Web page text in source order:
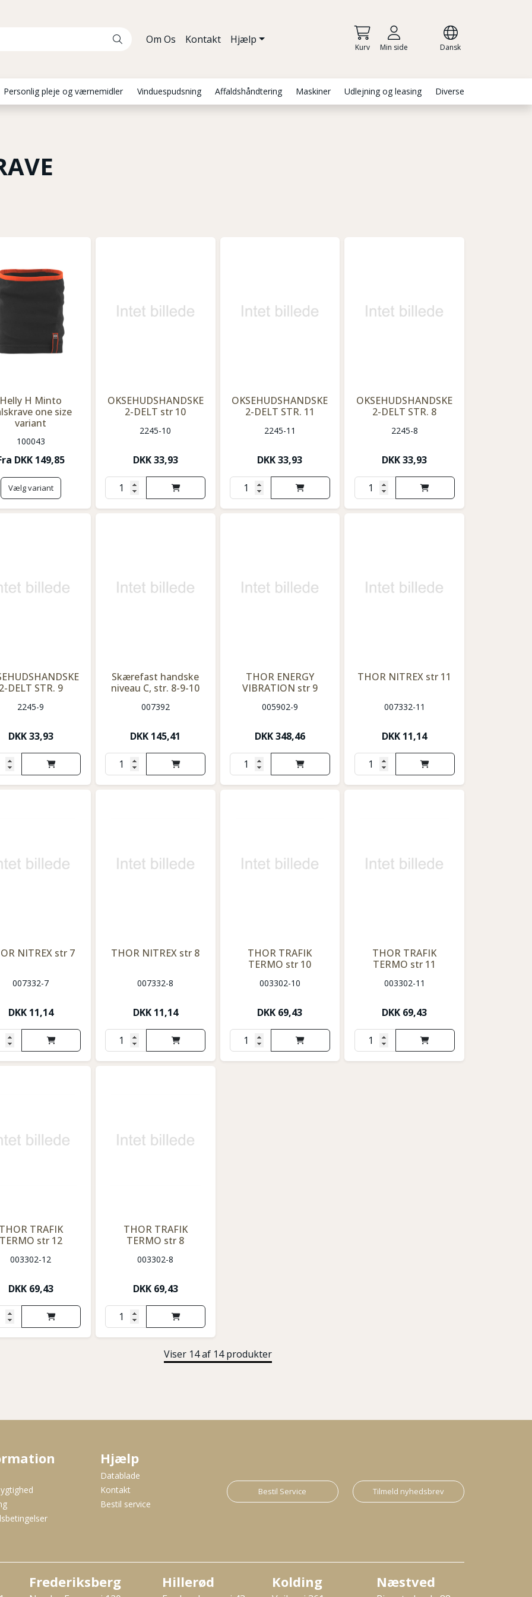
Om Os Kontakt Hjælp
Kurv Min side Dansk
Personlig pleje og værnemidler Vinduespudsning Affaldshåndtering Maskiner Udlejning og leasing Diverse
Helly H Minto
one size
variant
100043
DKK 149,85
Vælg variant
OKSEHUDSHANDSKE
2-DELT str 10
2245-10
DKK33,93
OKSEHUDSHANDSKE
2-DELT STR. 11
2245-11
DKK33,93
OKSEHUDSHANDSKE
2-DELT STR. 8
2245-8
DKK33,93
DELT STR. 9
2245-9
DKK33,93
Skærefast handske
niveau C, str. 8-9-10
007392
DKK 145,41
THOR ENERGY
VIBRATION str 9
005902-9
DKK348,46
THOR NITREX str 11
007332-11
DKK 11,14
NITREX str 7
007332-7
DKK 11,14
THOR NITREX str 8
007332-8
DKK 11,14
THOR TRAFIK
TERMO str 10
003302-10
DKK 69,43
THOR TRAFIK
TERMO str 11
003302-11
DKK 69,43
TRAFIK
str 12
003302-12
DKK 69,43
THOR TRAFIK
TERMO str 8
003302-8
DKK 69,43
Viser 14 af 14 produkter
Hjælp
Datablade
Kontakt
Bestil service
Bestil Service Tilmeld nyhedsbrev
Frederiksberg Hillerød Kolding Næstved